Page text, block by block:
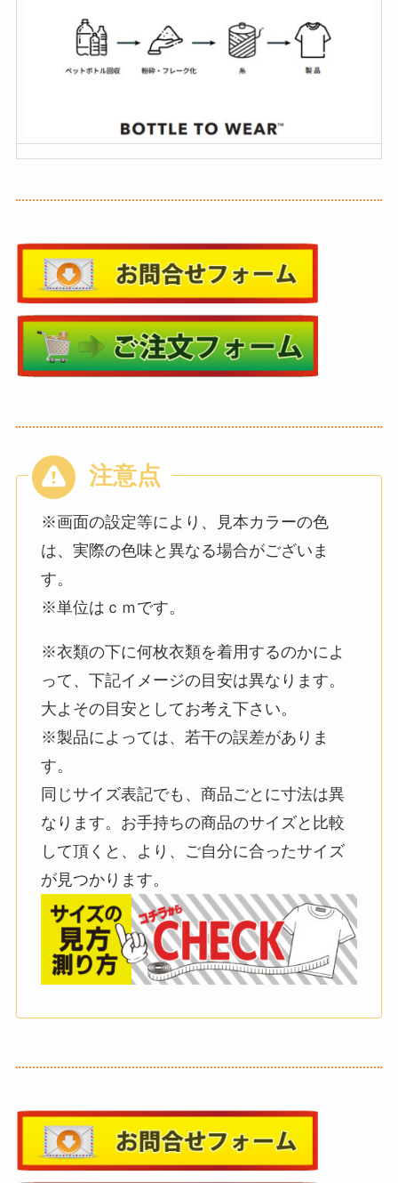
※画面の設定等により、見本カラーの色
は、実際の色味と異なる場合がございま
す。
※単位はｃｍです。
※衣類の下に何枚衣類を着用するのかによ
って、下記イメージの目安は異なります。
大よその目安としてお考え下さい。
※製品によっては、若干の誤差がありま
す。
同じサイズ表記でも、商品ごとに寸法は異
なります。お手持ちの商品のサイズと比較
して頂くと、より、ご自分に合ったサイズ
が見つかります。